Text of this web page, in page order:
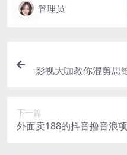
管理员
影视大咖教你混剪思
下一篇
外面卖188的抖音撸音浪